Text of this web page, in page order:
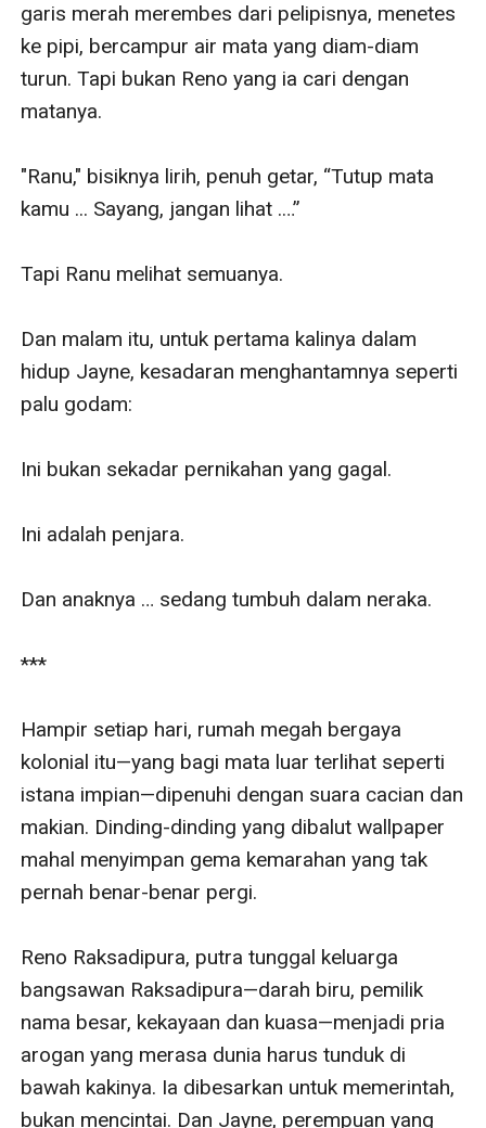
garis merah merembes dari pelipisnya, menetes
ke pipi, bercampur air mata yang diam-diam
turun. Tapi bukan Reno yang ia cari dengan
matanya.
"Ranu," bisiknya lirih, penuh getar, “Tutup mata
kamu ... Sayang, jangan lihat .…”
Tapi Ranu melihat semuanya.
Dan malam itu, untuk pertama kalinya dalam
hidup Jayne, kesadaran menghantamnya seperti
palu godam:
Ini bukan sekadar pernikahan yang gagal.
Ini adalah penjara.
Dan anaknya … sedang tumbuh dalam neraka.
***
Hampir setiap hari, rumah megah bergaya
kolonial itu—yang bagi mata luar terlihat seperti
istana impian—dipenuhi dengan suara cacian dan
makian. Dinding-dinding yang dibalut wallpaper
mahal menyimpan gema kemarahan yang tak
pernah benar-benar pergi.
Reno Raksadipura, putra tunggal keluarga
bangsawan Raksadipura—darah biru, pemilik
nama besar, kekayaan dan kuasa—menjadi pria
arogan yang merasa dunia harus tunduk di
bawah kakinya. Ia dibesarkan untuk memerintah,
bukan mencintai. Dan Jayne, perempuan yang